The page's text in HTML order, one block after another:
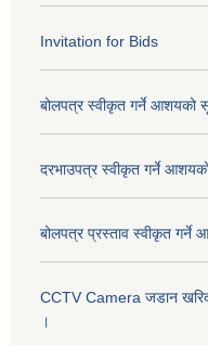
Invitation for Bids
बोलपत्र स्वीकृत गर्ने आशयको
दरभाउपत्र स्वीकृत गर्ने
बोलपत्र प्रस्ताव स्वीकृत गर्ने
CCTV Camera जडान खरिद
।